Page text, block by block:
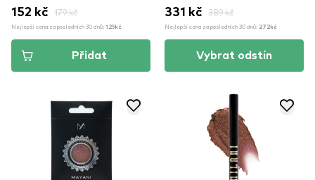
152 kč 179 kč
Nejlepší cena za posledních 30 dnů: 125kč
Přidat
331 kč 389 kč
Nejlepší cena za posledních 30 dnů: 272kč
Vybrat odstín